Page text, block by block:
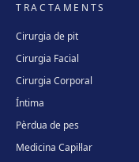
TRACTAMENTS
Cirurgia de pit
Cirurgia Facial
Cirurgia Corporal
Íntima
Pèrdua de pes
Medicina Capil·lar